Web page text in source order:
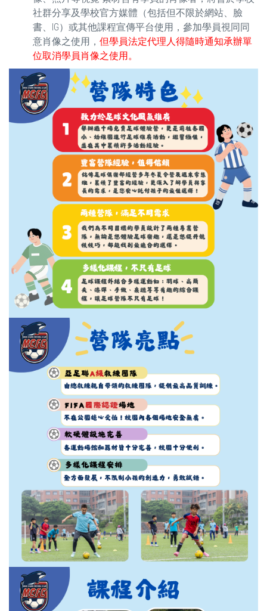
社群分享及學校官方媒體（包括但不限於網站、臉
書、IG）或其他課程宣傳平台使用，參加學員視同同
意肖像之使用， 但學員法定代理人得隨時通知承辦單
位取消學員肖像之使用。